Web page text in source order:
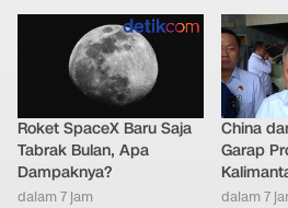
Roket SpaceX Baru Saja
Tabrak Bulan, Apa
Dampaknya?
dalam 7 jam
China
Garap
dalam 7